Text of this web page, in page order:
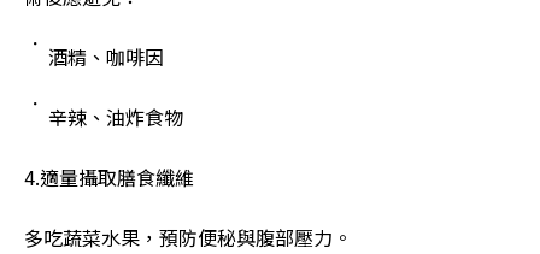
酒精、咖啡因
辛辣、油炸食物
4.適量攝取膳食纖維
多吃蔬菜水果，預防便秘與腹部壓力。